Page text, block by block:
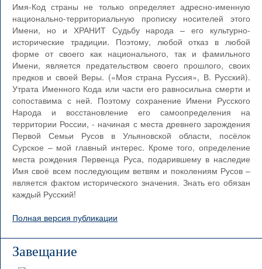
Имя-Код страны не только определяет адресно-именную
национально-территориальную прописку носителей этого
Имени, но и ХРАНИТ Судьбу народа – его культурно-
исторические традиции. Поэтому, любой отказ в любой
форме от своего как национального, так и фамильного
Имени, является предательством своего прошлого, своих
предков и своей Веры. («Моя страна Руссия», В. Русский).
Утрата Именного Кода или части его равносильна смерти и
сопоставима с ней. Поэтому сохранение Имени Русского
Народа и восстановление его самоопределения на
территории России, - начиная с места древнего зарождения
Первой Семьи Русов в Ульяновской области, посёлок
Сурское – мой главный интерес. Кроме того, определение
места рождения Первенца Руса, подарившему в наследие
Имя своё всем последующим ветвям и поколениям Русов –
является фактом исторического значения. Знать его обязан
каждый Русский!
Полная версия публикации
Завещание